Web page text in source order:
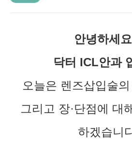
이벤트
웹블로그
안녕하세
닥터 ICL안과
오늘은 렌즈삽입술
그리고 장·단점에 대
하겠습니